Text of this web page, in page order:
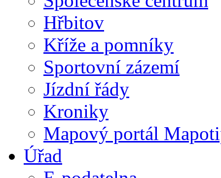
Hřbitov
Kříže a pomníky
Sportovní zázemí
Jízdní řády
Kroniky
Mapový portál
Úřad